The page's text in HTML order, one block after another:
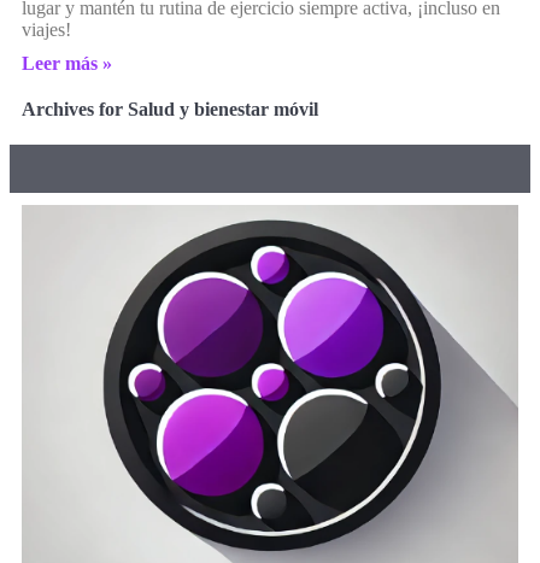
lugar y mantén tu rutina de ejercicio siempre activa, ¡incluso en
viajes!
Leer más »
Archives for Salud y bienestar móvil